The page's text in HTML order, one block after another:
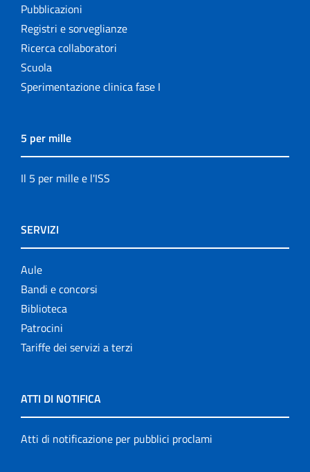
Pubblicazioni
Registri e sorveglianze
Ricerca collaboratori
Scuola
Sperimentazione clinica fase I
5 per mille
Il 5 per mille e l'ISS
SERVIZI
Aule
Bandi e concorsi
Biblioteca
Patrocini
Tariffe dei servizi a terzi
ATTI DI NOTIFICA
Atti di notificazione per pubblici proclami